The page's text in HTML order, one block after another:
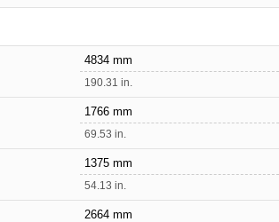
4834 mm
190.31 in.
1766 mm
69.53 in.
1375 mm
54.13 in.
2664 mm